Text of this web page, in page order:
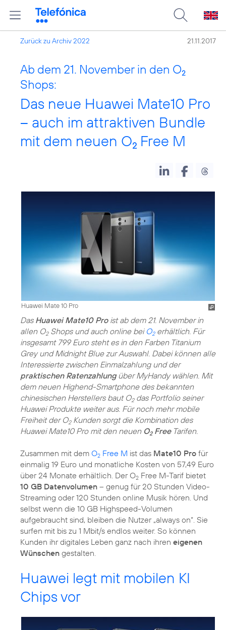
Zurück zu Archiv 2022 21.11.2017
Ab dem 21. November in den O2
Shops:
Das neue Huawei Mate10 Pro
– auch im attraktiven Bundle
mit dem neuen O2 Free M
Huawei Mate 10 Pro
Das Huawei Mate10 Proist ab dem 21. November in
allen O2Shops und auch online bei O2erhältlich. Für
insgesamt 799 Euro steht es in den Farben Titanium
Grey und Midnight Blue zur Auswahl. Dabei können alle
Interessierte zwischen Einmalzahlung und der
praktischen Ratenzahlungüber MyHandy wählen. Mit
dem neuen Highend-Smartphone des bekannten
chinesischen Herstellers baut O2das Portfolio seiner
Huawei Produkte weiter aus. Für noch mehr mobile
Freiheit der O2Kunden sorgt die Kombination des
Huawei Mate10 Pro mit den neuen O2FreeTarifen.
Zusammen mit dem O2 Free M ist das Mate10 Pro für
einmalig 19 Euro und monatliche Kosten von 57,49 Euro
über 24 Monate erhältlich. Der O2 Free M-Tarif bietet
10 GB Datenvolumen – genug für 20 Stunden Video-
Streaming oder 120 Stunden online Musik hören. Und
selbst wenn die 10 GB Highspeed-Volumen
aufgebraucht sind, bleiben die Nutzer „always on“. Sie
surfen mit bis zu 1 Mbit/s endlos weiter. So können
Kunden ihr digitales Leben ganz nach ihren eigenen
Wünschen gestalten.
Huawei legt mit mobilen KI
Chips vor